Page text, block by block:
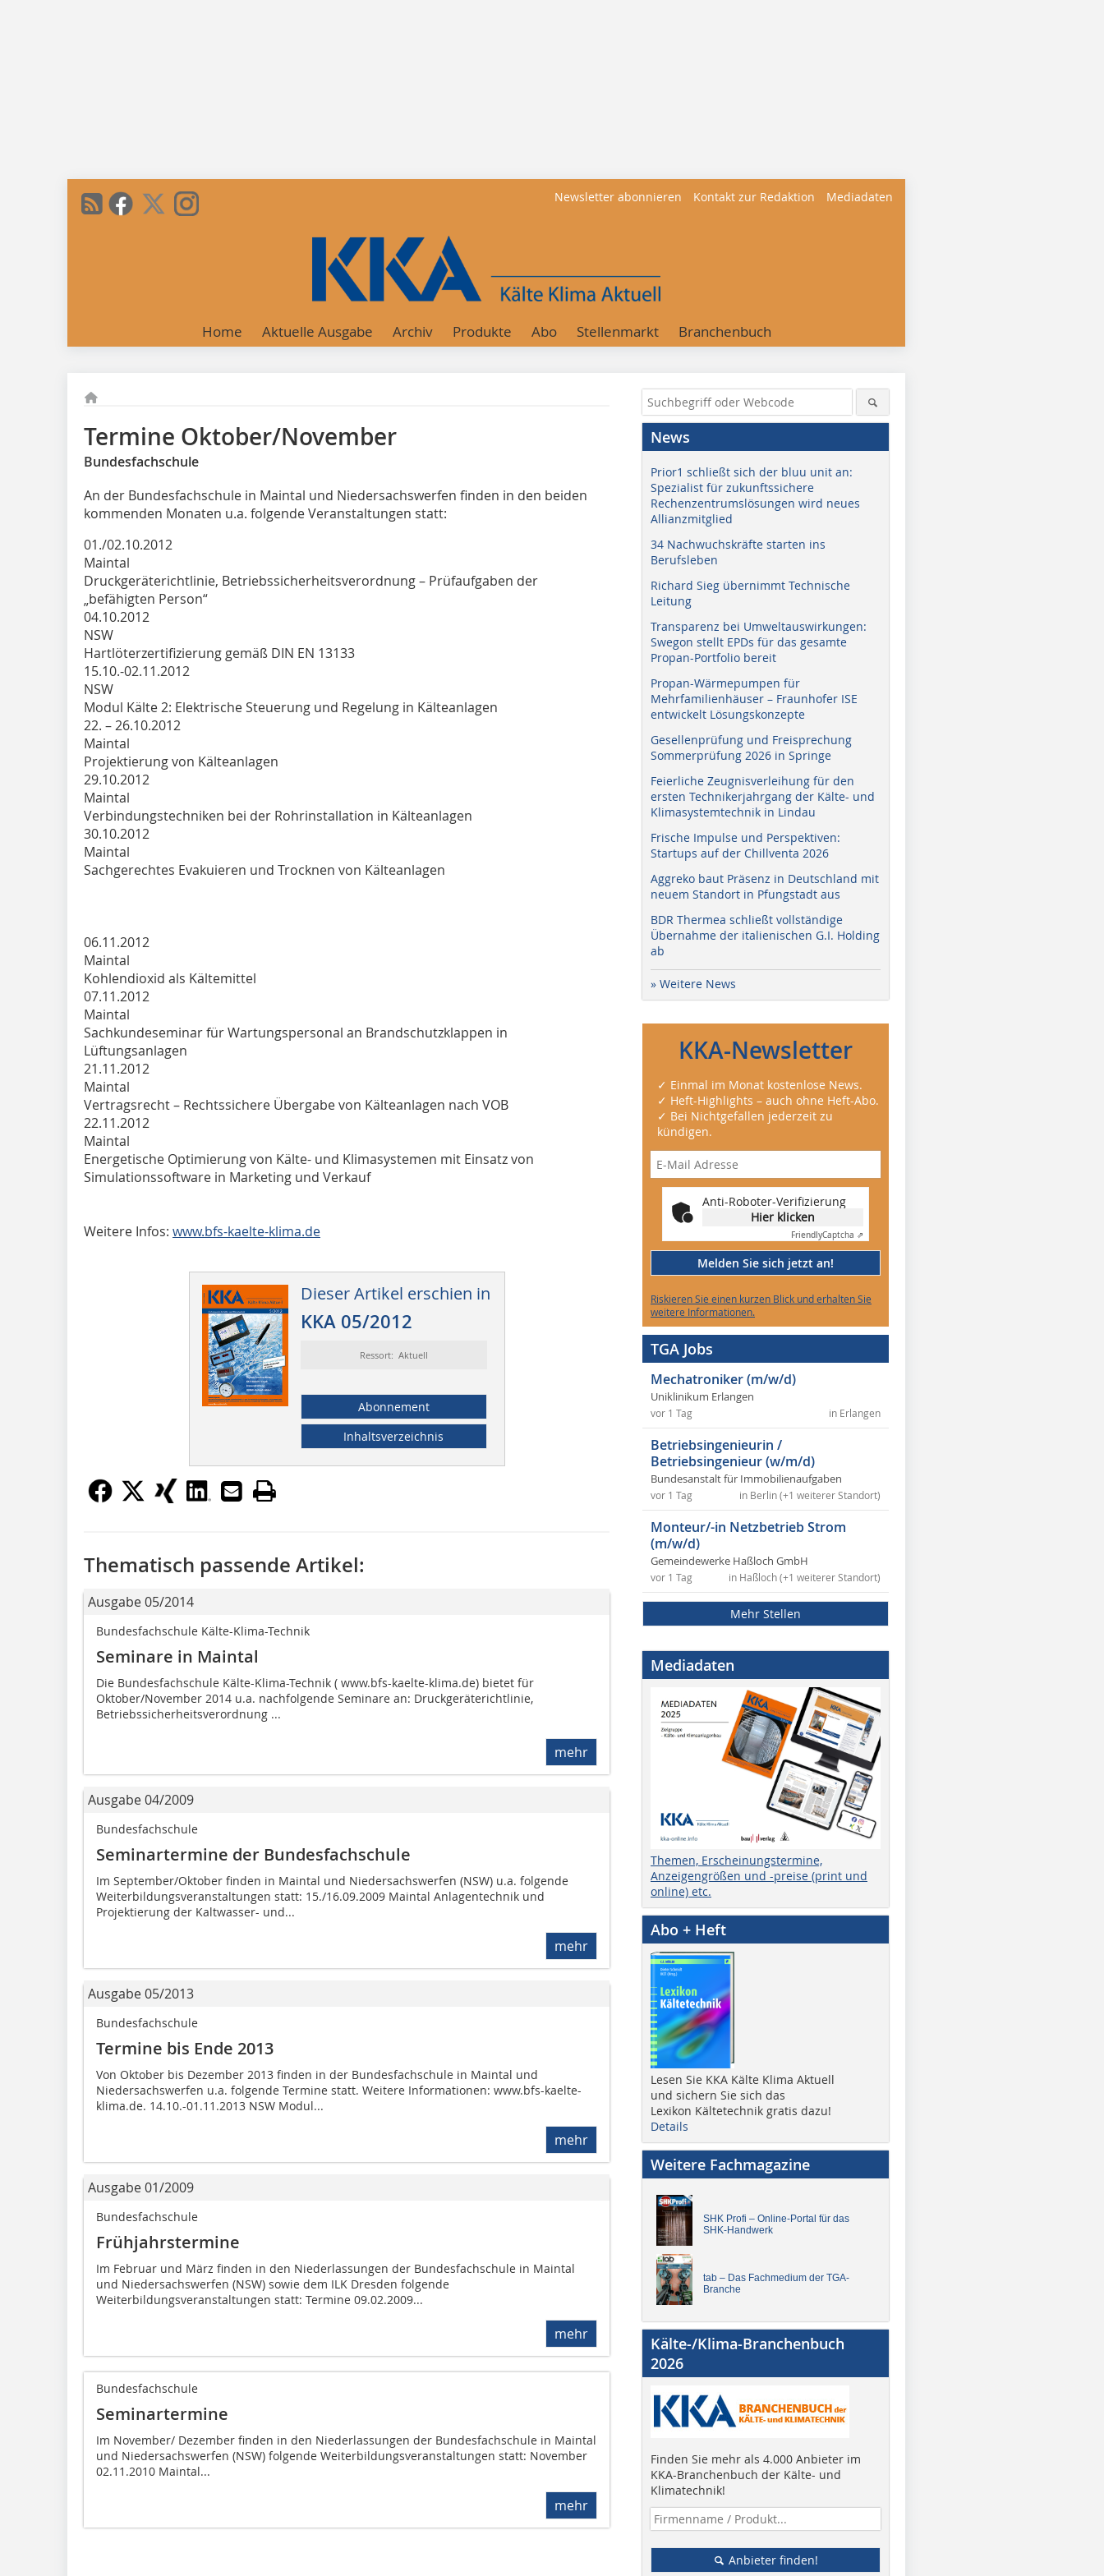
Newsletter abonnieren Kontakt zur Redaktion Mediadaten
Home Aktuelle Ausgabe Archiv Produkte Abo Stellenmarkt Branchenbuch
Termine Oktober/November
Bundesfachschule
An der Bundesfachschule in Maintal und Niedersachswerfen finden in den beiden
kommenden Monaten u.a. folgende Veranstaltungen statt:
01./02.10.2012
Maintal
Druckgeräterichtlinie, Betriebssicherheitsverordnung – Prüfaufgaben der
„befähigten Person“
04.10.2012
NSW
Hartlöterzertifizierung gemäß DIN EN 13133
15.10.-02.11.2012
NSW
Modul Kälte 2: Elektrische Steuerung und Regelung in Kälteanlagen
22. – 26.10.2012
Maintal
Projektierung von Kälteanlagen
29.10.2012
Maintal
Verbindungstechniken bei der Rohrinstallation in Kälteanlagen
30.10.2012
Maintal
Sachgerechtes Evakuieren und Trocknen von Kälteanlagen
06.11.2012
Maintal
Kohlendioxid als Kältemittel
07.11.2012
Maintal
Sachkundeseminar für Wartungspersonal an Brandschutzklappen in
Lüftungsanlagen
21.11.2012
Maintal
Vertragsrecht – Rechtssichere Übergabe von Kälteanlagen nach VOB
22.11.2012
Maintal
Energetische Optimierung von Kälte- und Klimasystemen mit Einsatz von
Simulationssoftware in Marketing und Verkauf
Weitere Infos: www.bfs-kaelte-klima.de
Dieser Artikel erschien in
KKA 05/2012
Ressort: Aktuell
Abonnement
Inhaltsverzeichnis
Thematisch passende Artikel:
Ausgabe 05/2014
Bundesfachschule Kälte-Klima-Technik
Seminare in Maintal
Die Bundesfachschule Kälte-Klima-Technik ( www.bfs-kaelte-klima.de) bietet für
Oktober/November 2014 u.a. nachfolgende Seminare an: Druckgeräterichtlinie,
Betriebssicherheitsverordnung ...
mehr
Ausgabe 04/2009
Bundesfachschule
Seminartermine der Bundesfachschule
Im September/Oktober finden in Maintal und Niedersachswerfen (NSW) u.a. folgende
Weiterbildungsveranstaltungen statt: 15./16.09.2009 Maintal Anlagentechnik und
Projektierung der Kaltwasser- und...
mehr
Ausgabe 05/2013
Bundesfachschule
Termine bis Ende 2013
Von Oktober bis Dezember 2013 finden in der Bundesfachschule in Maintal und
Niedersachswerfen u.a. folgende Termine statt. Weitere Informationen: www.bfs-kaelte-
klima.de. 14.10.-01.11.2013 NSW Modul...
mehr
Ausgabe 01/2009
Bundesfachschule
Frühjahrstermine
Im Februar und März finden in den Niederlassungen der Bundesfachschule in Maintal
und Niedersachswerfen (NSW) sowie dem ILK Dresden folgende
Weiterbildungsveranstaltungen statt: Termine 09.02.2009...
mehr
Bundesfachschule
Seminartermine
Im November/ Dezember finden in den Niederlassungen der Bundesfachschule in Maintal
und Niedersachswerfen (NSW) folgende Weiterbildungsveranstaltungen statt: November
02.11.2010 Maintal...
mehr
News
Prior1 schließt sich der bluu unit an:
Spezialist für zukunftssichere
Rechenzentrumslösungen wird neues
Allianzmitglied
34 Nachwuchskräfte starten ins
Berufsleben
Richard Sieg übernimmt Technische
Leitung
Transparenz bei Umweltauswirkungen:
Swegon stellt EPDs für das gesamte
Propan-Portfolio bereit
Propan-Wärmepumpen für
Mehrfamilienhäuser – Fraunhofer ISE
entwickelt Lösungskonzepte
Gesellenprüfung und Freisprechung
Sommerprüfung 2026 in Springe
Feierliche Zeugnisverleihung für den
ersten Technikerjahrgang der Kälte- und
Klimasystemtechnik in Lindau
Frische Impulse und Perspektiven:
Startups auf der Chillventa 2026
Aggreko baut Präsenz in Deutschland mit
neuem Standort in Pfungstadt aus
BDR Thermea schließt vollständige
Übernahme der italienischen G.I. Holding
ab
» Weitere News
KKA-Newsletter
✓ Einmal im Monat kostenlose News.
✓ Heft-Highlights – auch ohne Heft-Abo.
✓ Bei Nichtgefallen jederzeit zu
kündigen.
Anti-Roboter-Verifizierung
Hier klicken
FriendlyCaptcha ⇗
Melden Sie sich jetzt an!
Riskieren Sie einen kurzen Blick und erhalten Sie
weitere Informationen.
TGA Jobs
Mechatroniker (m/w/d)
Uniklinikum Erlangen
in Erlangen
vor 1 Tag
Betriebsingenieurin /
Betriebsingenieur (w/m/d)
Bundesanstalt für Immobilienaufgaben
in Berlin (+1 weiterer Standort)
vor 1 Tag
Monteur/-in Netzbetrieb Strom
(m/w/d)
Gemeindewerke Haßloch GmbH
in Haßloch (+1 weiterer Standort)
vor 1 Tag
Mehr Stellen
Mediadaten
Themen, Erscheinungstermine,
Anzeigengrößen und -preise (print und
online) etc.
Abo + Heft
Lesen Sie KKA Kälte Klima Aktuell
und sichern Sie sich das
Lexikon Kältetechnik gratis dazu!
Details
Weitere Fachmagazine
SHK Profi – Online-Portal für das
SHK-Handwerk
tab – Das Fachmedium der TGA-
Branche
Kälte-/Klima-Branchenbuch
2026
Finden Sie mehr als 4.000 Anbieter im
KKA-Branchenbuch der Kälte- und
Klimatechnik!
Anbieter finden!